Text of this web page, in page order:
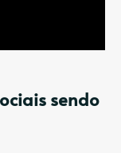
sendo